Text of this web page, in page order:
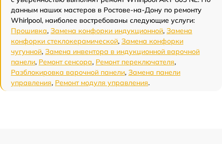
данным наших мастеров в Ростове-на-Дону по ремонту
Whirlpool, наиболее востребованы следующие услуги:
Прошивка, Замена конфорки индукционной, Замена
конфорки стеклокерамической, Замена конфорки
чугунной, Замена инвентора в индукционной варочной
панели, Ремонт сенсора, Ремонт переключателя,
Разблокировка варочной панели, Замена панели
управления, Ремонт модуля управления.